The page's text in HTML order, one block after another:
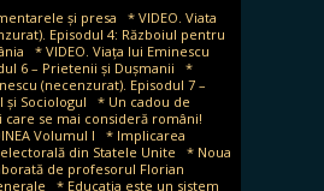
și presa
* VIDEO. Viata
Episodul 4: Războiul pentru
* VIDEO. Viața lui Eminescu
6 – Prietenii și Dușmanii
*
(necenzurat). Episodul 7 –
și Sociologul
* Un cadou de
se mai consideră români!
Volumul I
* Implicarea
din Statele Unite
* Noua
de profesorul Florian
* Educația este un sistem